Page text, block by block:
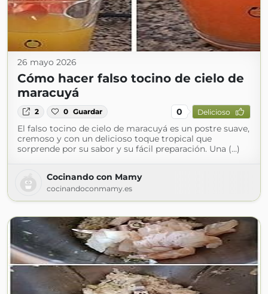
26 mayo 2026
Cómo hacer falso tocino de cielo de
maracuyá
2 0 Guardar 0 Delicioso
El falso tocino de cielo de maracuyá es un postre suave,
cremoso y con un delicioso toque tropical que
sorprende por su sabor y su fácil preparación. Una (...)
Cocinando con Mamy
cocinandoconmamy.es